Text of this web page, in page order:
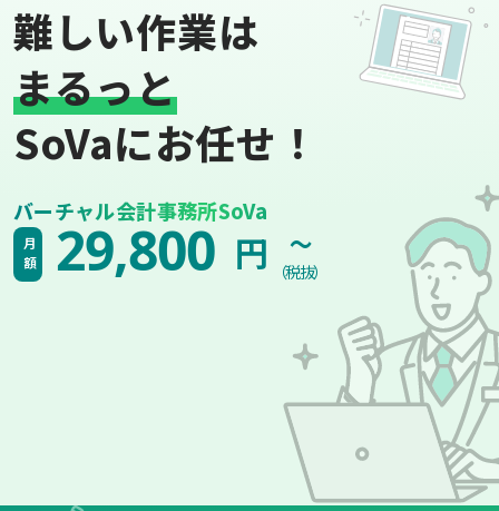
難しい作業は
まるっと
SoVaにお任せ！
バーチャル会計事務所SoVa
月額 29,800 円 ~
（税抜）